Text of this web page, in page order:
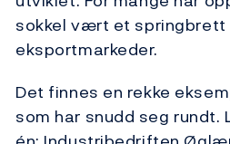
sokkel vært et springbrett
eksportmarkeder.
Det finnes en rekke
som har snudd seg rundt.